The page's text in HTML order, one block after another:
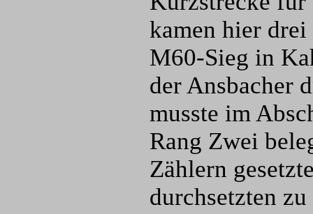
kamen hier
M60-Sieg in
der Ansbacher
musste im
Rang Zwei
Zählern
durchsetzten